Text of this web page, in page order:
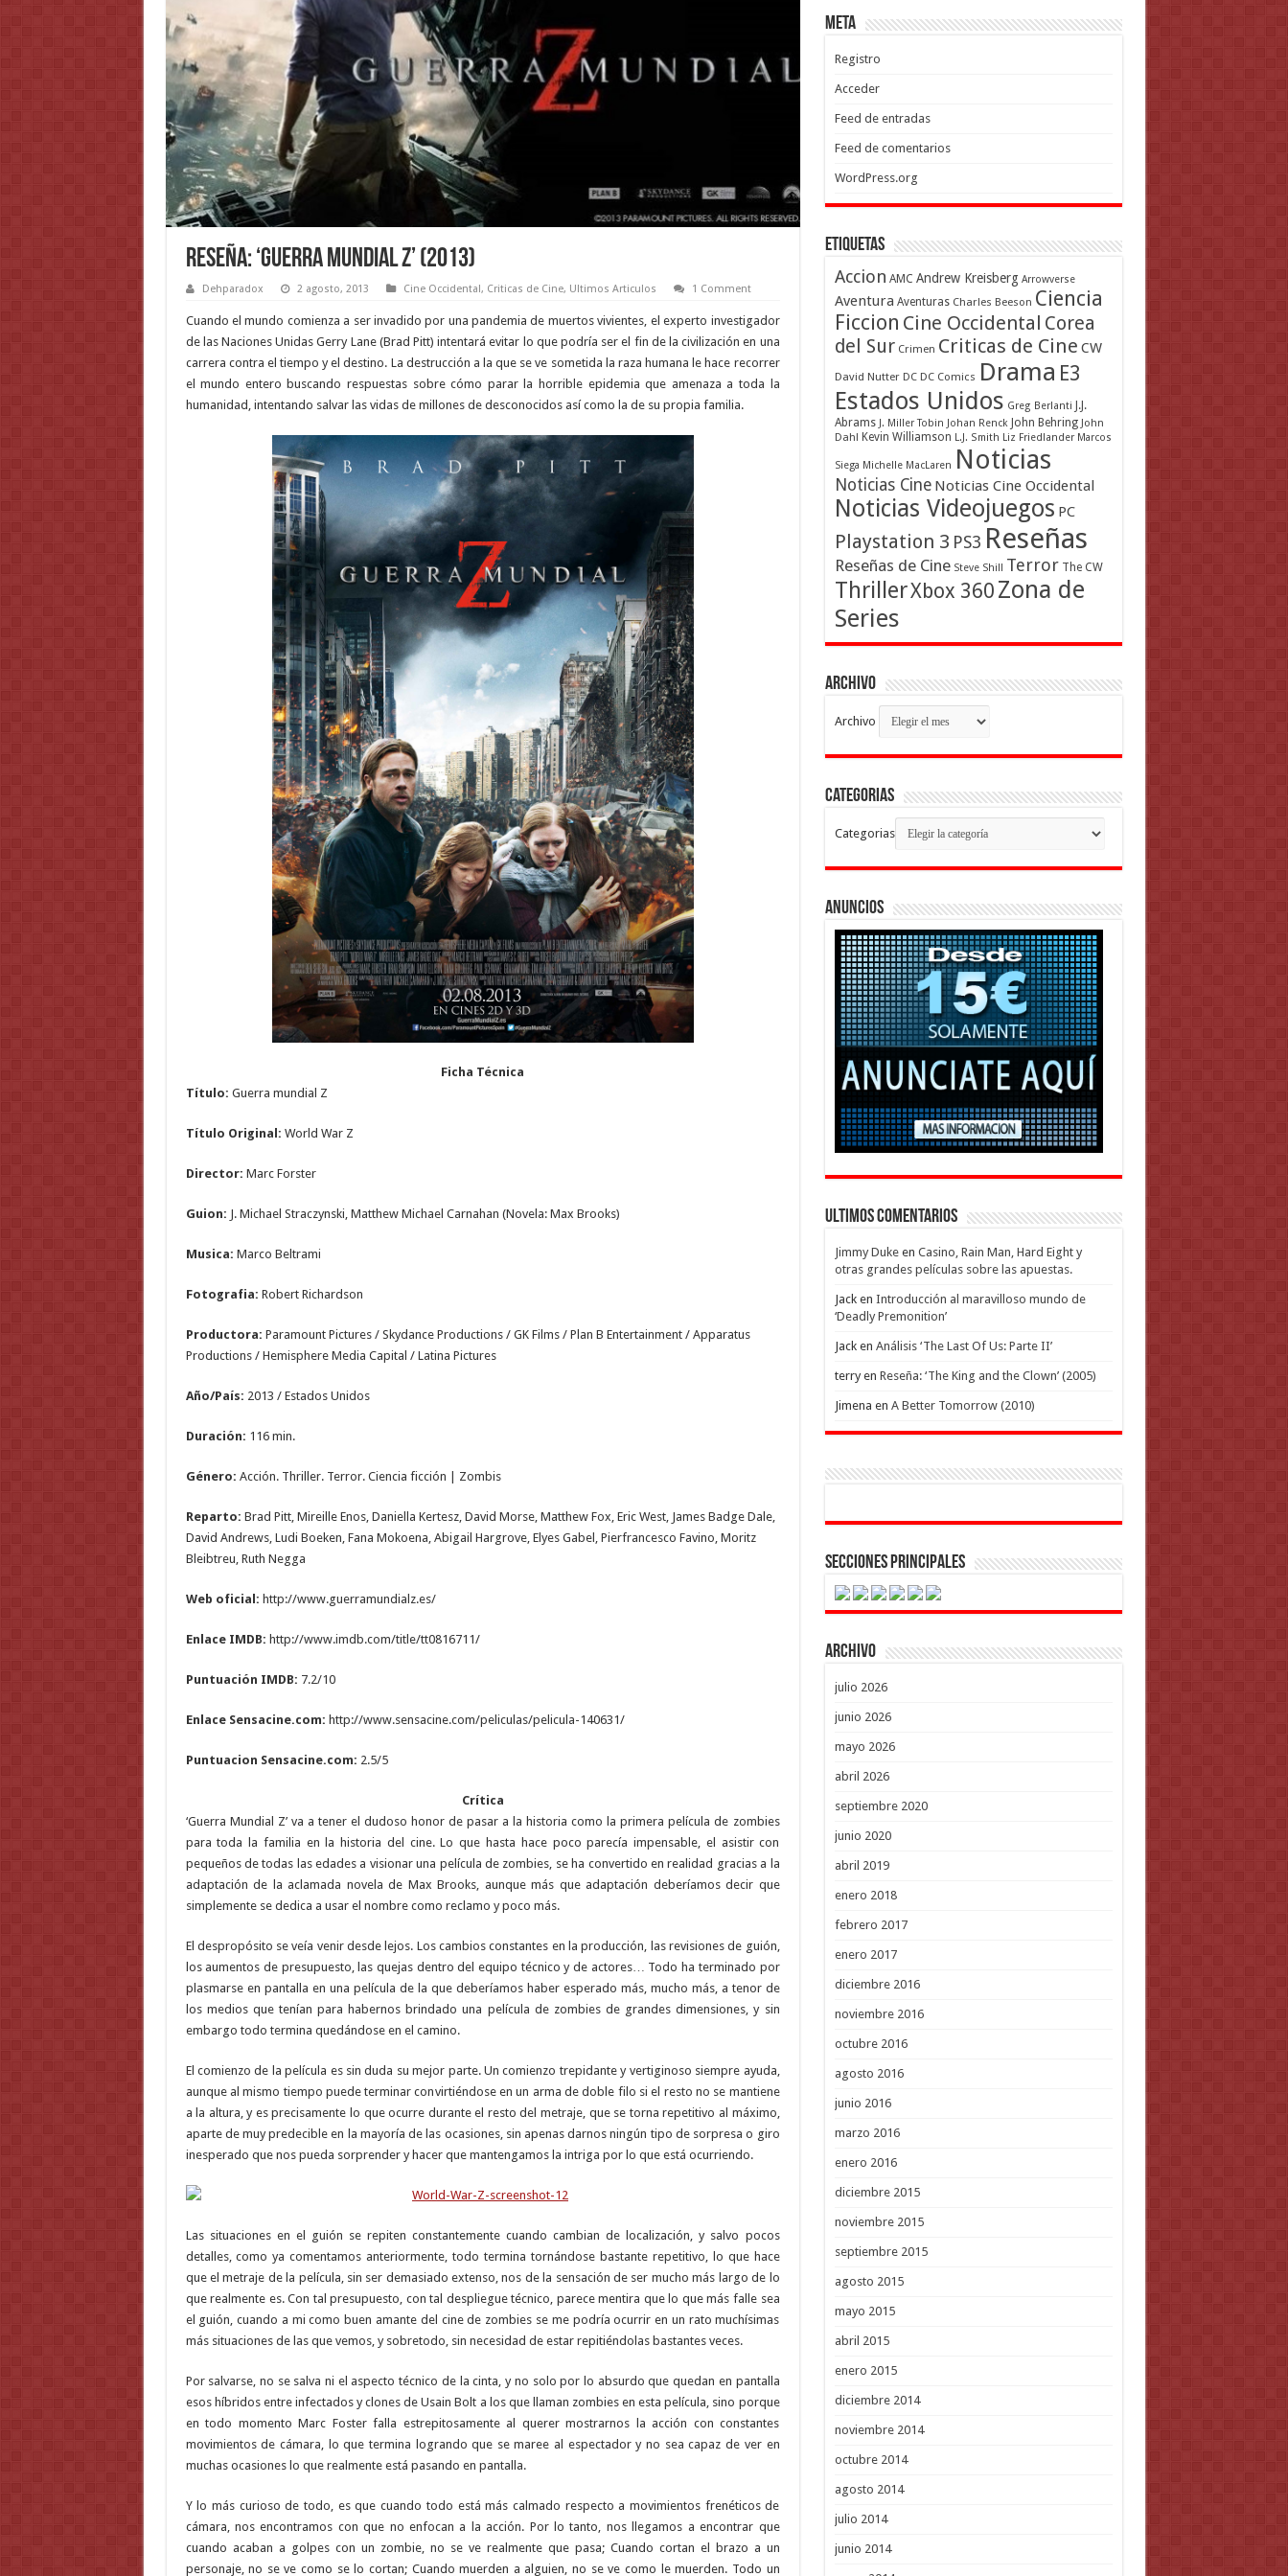
Reseña: ‘Guerra Mundial Z’ (2013)
Dehparadox 2 agosto, 2013 Cine Occidental, Criticas de Cine, Ultimos Articulos 1 Comment
Cuando el mundo comienza a ser invadido por una pandemia de muertos vivientes, el experto investigador
de las Naciones Unidas Gerry Lane (Brad Pitt) intentará evitar lo que podría ser el fin de la civilización en una
carrera contra el tiempo y el destino. La destrucción a la que se ve sometida la raza humana le hace recorrer
el mundo entero buscando respuestas sobre cómo parar la horrible epidemia que amenaza a toda la
humanidad, intentando salvar las vidas de millones de desconocidos así como la de su propia familia.
Ficha Técnica
Título: Guerra mundial Z
Título Original: World War Z
Director: Marc Forster
Guion: J. Michael Straczynski, Matthew Michael Carnahan (Novela: Max Brooks)
Musica: Marco Beltrami
Fotografia: Robert Richardson
Productora: Paramount Pictures / Skydance Productions / GK Films / Plan B Entertainment / Apparatus
Productions / Hemisphere Media Capital / Latina Pictures
Año/País: 2013 / Estados Unidos
Duración: 116 min.
Género: Acción. Thriller. Terror. Ciencia ficción | Zombis
Reparto: Brad Pitt, Mireille Enos, Daniella Kertesz, David Morse, Matthew Fox, Eric West, James Badge Dale,
David Andrews, Ludi Boeken, Fana Mokoena, Abigail Hargrove, Elyes Gabel, Pierfrancesco Favino, Moritz
Bleibtreu, Ruth Negga
Web oficial: http://www.guerramundialz.es/
Enlace IMDB: http://www.imdb.com/title/tt0816711/
Puntuación IMDB: 7.2/10
Enlace Sensacine.com: http://www.sensacine.com/peliculas/pelicula-140631/
Puntuacion Sensacine.com: 2.5/5
Crítica
‘Guerra Mundial Z’ va a tener el dudoso honor de pasar a la historia como la primera película de zombies
para toda la familia en la historia del cine. Lo que hasta hace poco parecía impensable, el asistir con
pequeños de todas las edades a visionar una película de zombies, se ha convertido en realidad gracias a la
adaptación de la aclamada novela de Max Brooks, aunque más que adaptación deberíamos decir que
simplemente se dedica a usar el nombre como reclamo y poco más.
El despropósito se veía venir desde lejos. Los cambios constantes en la producción, las revisiones de guión,
los aumentos de presupuesto, las quejas dentro del equipo técnico y de actores… Todo ha terminado por
plasmarse en pantalla en una película de la que deberíamos haber esperado más, mucho más, a tenor de
los medios que tenían para habernos brindado una película de zombies de grandes dimensiones, y sin
embargo todo termina quedándose en el camino.
El comienzo de la película es sin duda su mejor parte. Un comienzo trepidante y vertiginoso siempre ayuda,
aunque al mismo tiempo puede terminar convirtiéndose en un arma de doble filo si el resto no se mantiene
a la altura, y es precisamente lo que ocurre durante el resto del metraje, que se torna repetitivo al máximo,
aparte de muy predecible en la mayoría de las ocasiones, sin apenas darnos ningún tipo de sorpresa o giro
inesperado que nos pueda sorprender y hacer que mantengamos la intriga por lo que está ocurriendo.
Las situaciones en el guión se repiten constantemente cuando cambian de localización, y salvo pocos
detalles, como ya comentamos anteriormente, todo termina tornándose bastante repetitivo, lo que hace
que el metraje de la película, sin ser demasiado extenso, nos de la sensación de ser mucho más largo de lo
que realmente es. Con tal presupuesto, con tal despliegue técnico, parece mentira que lo que más falle sea
el guión, cuando a mi como buen amante del cine de zombies se me podría ocurrir en un rato muchísimas
más situaciones de las que vemos, y sobretodo, sin necesidad de estar repitiéndolas bastantes veces.
Por salvarse, no se salva ni el aspecto técnico de la cinta, y no solo por lo absurdo que quedan en pantalla
esos híbridos entre infectados y clones de Usain Bolt a los que llaman zombies en esta película, sino porque
en todo momento Marc Foster falla estrepitosamente al querer mostrarnos la acción con constantes
movimientos de cámara, lo que termina logrando que se maree al espectador y no sea capaz de ver en
muchas ocasiones lo que realmente está pasando en pantalla.
Y lo más curioso de todo, es que cuando todo está más calmado respecto a movimientos frenéticos de
cámara, nos encontramos con que no enfocan a la acción. Por lo tanto, nos llegamos a encontrar que
cuando acaban a golpes con un zombie, no se ve realmente que pasa; Cuando cortan el brazo a un
personaje, no se ve como se lo cortan; Cuando muerden a alguien, no se ve como le muerden. Todo un
Meta
Registro
Acceder
Feed de entradas
Feed de comentarios
WordPress.org
Etiquetas
Accion AMC Andrew Kreisberg Arrowverse
Aventura Aventuras Charles Beeson Ciencia
Ficcion Cine Occidental Corea
del Sur Crimen Criticas de Cine CW
David Nutter DC DC Comics Drama E3
Estados Unidos Greg Berlanti
J.J.
Abrams J. Miller Tobin Johan Renck John Behring John
Dahl Kevin Williamson L.J. Smith Liz Friedlander Marcos
Siega Michelle MacLaren Noticias
Noticias Cine Noticias Cine Occidental
Noticias Videojuegos PC
Playstation 3 PS3 Reseñas
Reseñas de Cine Steve Shill Terror The CW
ThrillerXbox 360 Zona de
Series
Archivo
Archivo
Categorias
Categorias
Anuncios
Ultimos Comentarios
Jimmy Dukeen Casino, Rain Man, Hard Eight y
otras grandes películas sobre las apuestas.
Jacken Introducción al maravilloso mundo de
‘Deadly Premonition’
Jacken Análisis ‘The Last Of Us: Parte II’
terryen Reseña: ‘The King and the Clown’ (2005)
Jimena en A Better Tomorrow (2010)
Secciones Principales
Archivo
julio 2026
junio 2026
mayo 2026
abril 2026
septiembre 2020
junio 2020
abril 2019
enero 2018
febrero 2017
enero 2017
diciembre 2016
noviembre 2016
octubre 2016
agosto 2016
junio 2016
marzo 2016
enero 2016
diciembre 2015
noviembre 2015
septiembre 2015
agosto 2015
mayo 2015
abril 2015
enero 2015
diciembre 2014
noviembre 2014
octubre 2014
agosto 2014
julio 2014
junio 2014